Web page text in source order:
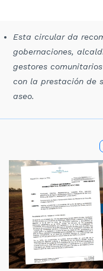
Esta circular da
gobernaciones,
gestores
con la prestación de
aseo.